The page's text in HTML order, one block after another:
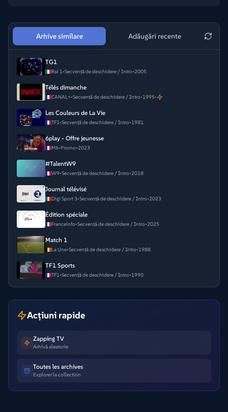
Arhive similare Adăugări recente
TG1
Rai 1•Secvență de deschidere / Intro•2005
Télés dimanche
CANAL+•Secvență de deschidere / Intro•1995•
Les Couleurs de La Vie
TF1•Secvență de deschidere / Intro•1981
6play - Offre jeunesse
M6•Promo•2023
#TalentW9
W9•Secvență de deschidere / Intro•2018
Journal télévisé
Digi Sport 3•Secvență de deschidere / Intro•2023
Édition spéciale
Franceinfo•Secvență de deschidere / Intro•2025
Match 1
La Une•Secvență de deschidere / Intro•1988
TF1 Sports
TF1•Secvență de deschidere / Intro•1990
Acțiuni rapide
Zapping TV
Arhivă aleatorie
Toutes les archives
Explorer la collection